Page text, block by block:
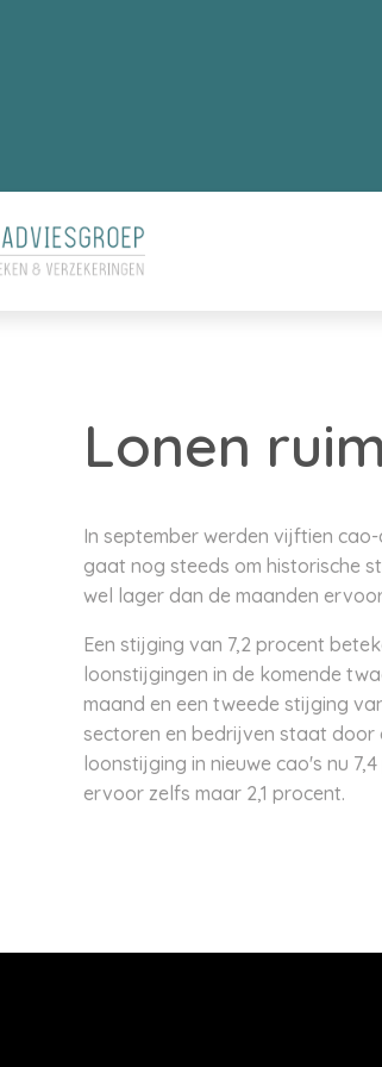
Lonen
In september werden vijftien
gaat nog steeds om historische
wel lager dan de maanden
Een stijging van 7,2 procent
loonstijgingen in de komende
maand en een tweede stijging
sectoren en bedrijven staat door
loonstijging in nieuwe cao's nu
ervoor zelfs maar 2,1 procent.